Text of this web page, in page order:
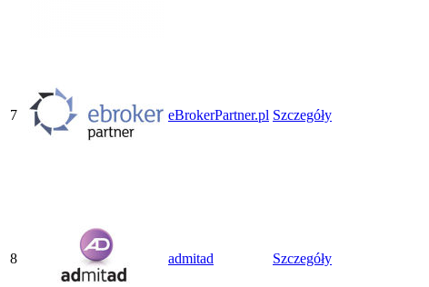
7 eBrokerPartner.pl Szczegóły
8 admitad Szczegóły